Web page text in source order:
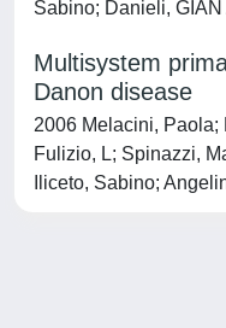
Sabino; Danieli,
Multisystem
Danon disease
2006 Melacini, Paola;
Fulizio, L; Spinazzi,
Iliceto, Sabino;